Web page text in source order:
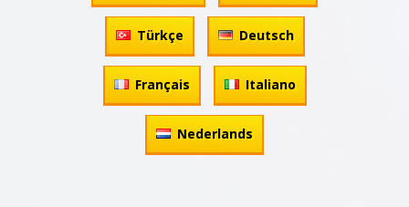
Türkçe Deutsch
Français Italiano
Nederlands